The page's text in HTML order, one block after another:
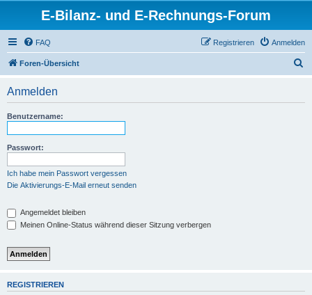
E-Bilanz- und E-Rechnungs-Forum
FAQ Anmelden
Registrieren
Foren-Übersicht
Anmelden
Benutzername:
Passwort:
Ich habe mein Passwort vergessen
Die Aktivierungs-E-Mail erneut senden
Angemeldet bleiben
Meinen Online-Status während dieser Sitzung verbergen
REGISTRIEREN